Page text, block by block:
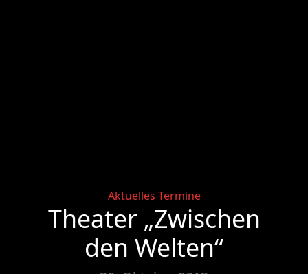
Categories
Aktuelles Termine
Theater „Zwischen
den Welten“